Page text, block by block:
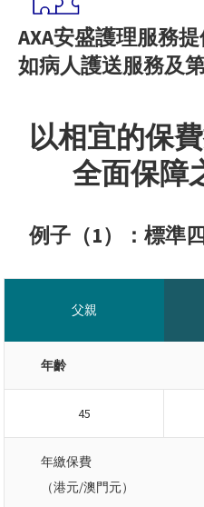
AXA安盛護理服務
如病人護送服務及
以相宜的保
全面保障
例子（1）：標準
父親
年齡
45
年繳保費
（港元/澳門元）